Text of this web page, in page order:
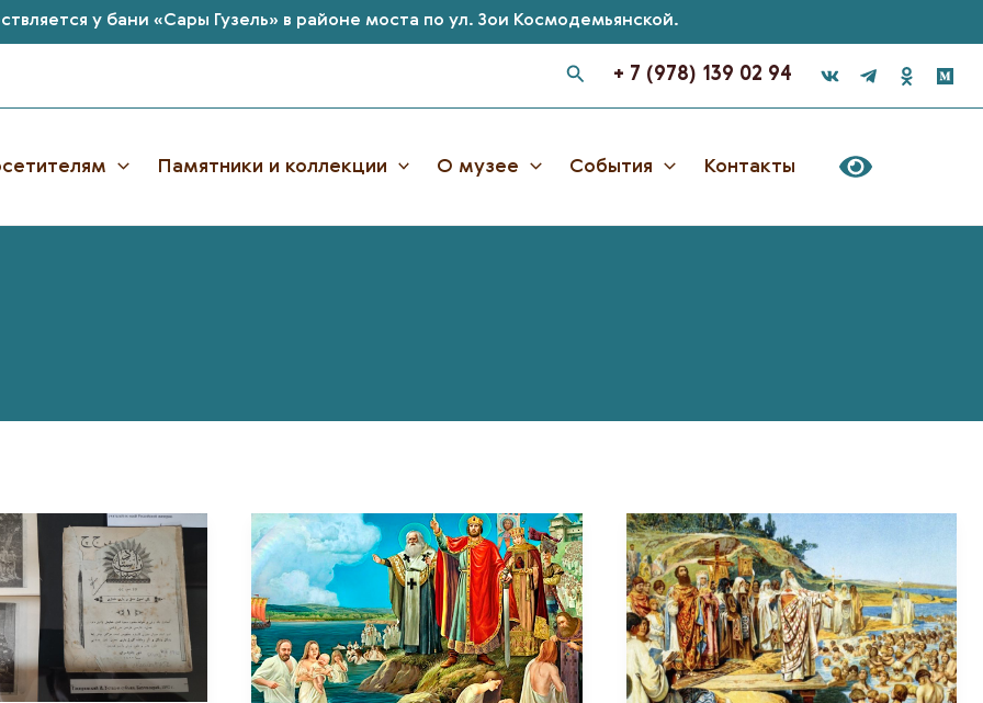
у бани «Сары Гузель» в районе моста по ул. Зои Космодемьянской.
+ 7 (978) 139 02 94
Памятники и коллекции О музее События Контакты